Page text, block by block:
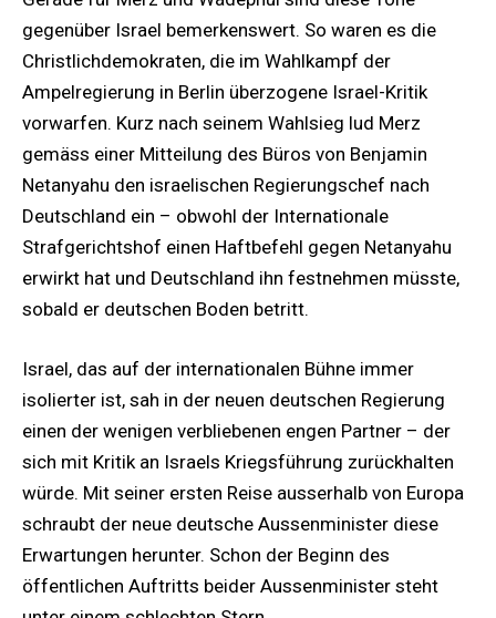
gegenüber Israel bemerkenswert. So waren es die
Christlichdemokraten, die im Wahlkampf der
Ampelregierung in Berlin überzogene Israel-Kritik
vorwarfen. Kurz nach seinem Wahlsieg lud Merz
gemäss einer Mitteilung des Büros von Benjamin
Netanyahu den israelischen Regierungschef nach
Deutschland ein – obwohl der Internationale
Strafgerichtshof einen Haftbefehl gegen Netanyahu
erwirkt hat und Deutschland ihn festnehmen müsste,
sobald er deutschen Boden betritt.
Israel, das auf der internationalen Bühne immer
isolierter ist, sah in der neuen deutschen Regierung
einen der wenigen verbliebenen engen Partner – der
sich mit Kritik an Israels Kriegsführung zurückhalten
würde. Mit seiner ersten Reise ausserhalb von Europa
schraubt der neue deutsche Aussenminister diese
Erwartungen herunter. Schon der Beginn des
öffentlichen Auftritts beider Aussenminister steht